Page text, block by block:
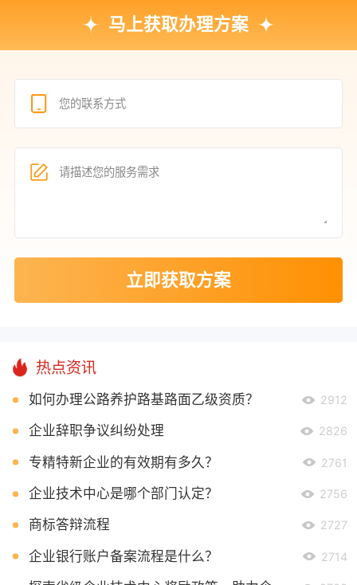
马上获取办理方案
立即获取方案
热点资讯
如何办理公路养护路基路面乙级资质？ 2912
企业辞职争议纠纷处理 2826
专精特新企业的有效期有多久？ 2761
企业技术中心是哪个部门认定？ 2756
商标答辩流程 2727
企业银行账户备案流程是什么？ 2714